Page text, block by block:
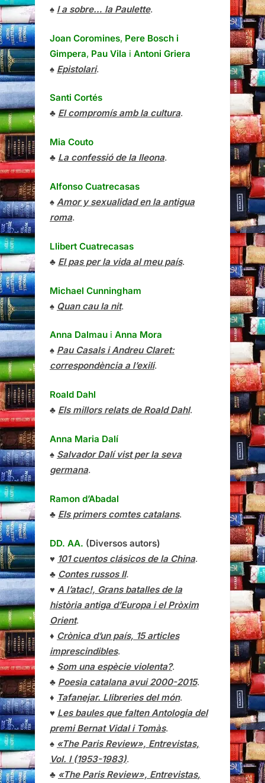
♠ I a sobre… la Paulette.
Joan Coromines, Pere Bosch i
Gimpera, Pau Vila i Antoni Griera
♠ Epistolari.
Santi Cortés
♣ El compromís amb la cultura.
Mia Couto
♣ La confessió de la lleona.
Alfonso Cuatrecasas
♠ Amor y sexualidad en la antigua
roma.
Llibert Cuatrecasas
♣ El pas per la vida al meu país.
Michael Cunningham
♠ Quan cau la nit.
Anna Dalmau i Anna Mora
♠ Pau Casals i Andreu Claret:
correspondència a l’exili.
Roald Dahl
♣ Els millors relats de Roald Dahl.
Anna Maria Dalí
♠ Salvador Dalí vist per la seva
germana.
Ramon d’Abadal
♣ Els primers comtes catalans.
DD. AA. (Diversos autors)
♥ 101 cuentos clásicos de la China.
♣ Contes russos II.
♥ A l’atac!, Grans batalles de la
història antiga d’Europa i el Pròxim
Orient.
♦ Crònica d’un país, 15 articles
imprescindibles.
♠ Som una espècie violenta?.
♣ Poesia catalana avui 2000-2015.
♦ Tafanejar. Llibreries del món.
♥ Les baules que falten Antologia del
premi Bernat Vidal i Tomàs.
♠ «The Paris Review», Entrevistas,
Vol. I (1953-1983).
♣ «The Paris Review», Entrevistas,